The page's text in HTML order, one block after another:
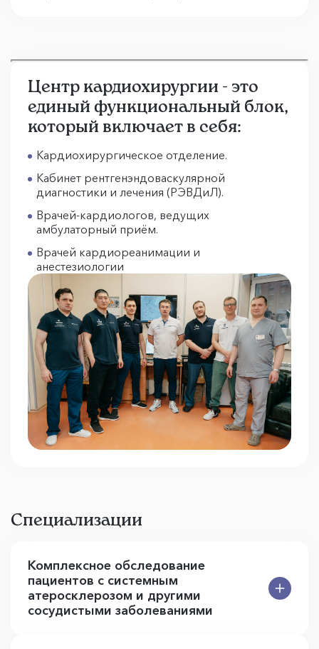
Центр кардиохирургии - это
единый функциональный блок,
который включает в себя:
Кардиохирургическое отделение.
Кабинет рентгенэндоваскулярной
диагностики и лечения (РЭВДиЛ).
Врачей-кардиологов, ведущих
амбулаторный приём.
Врачей кардиореанимации и
анестезиологии
Специализации
Комплексное обследование
пациентов с системным
атеросклерозом и другими
сосудистыми заболеваниями